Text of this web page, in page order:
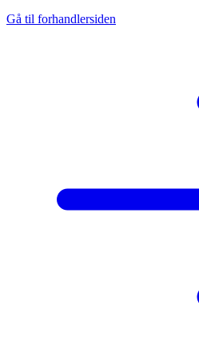
Gå til forhandlersiden